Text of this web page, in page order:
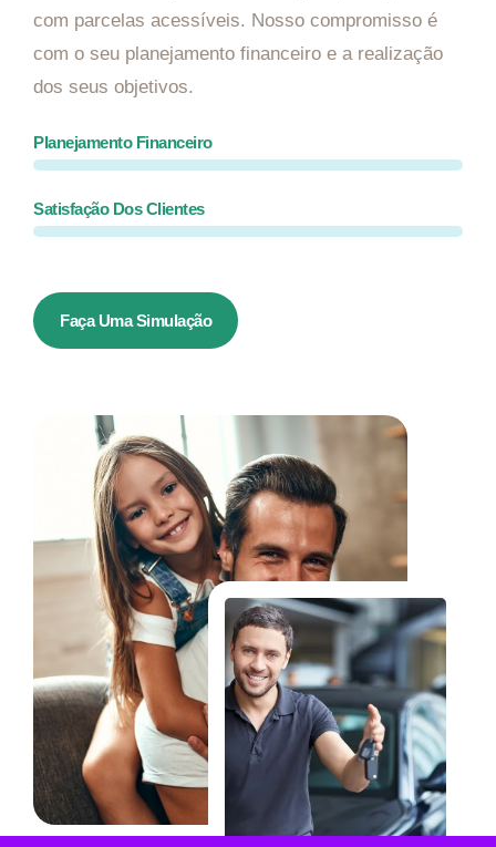
com parcelas acessíveis. Nosso compromisso é
com o seu planejamento financeiro e a realização
dos seus objetivos.
Planejamento Financeiro
Satisfação Dos Clientes
Faça Uma Simulação